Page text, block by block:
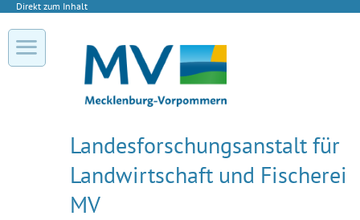
Direkt zum Inhalt
Landesforschungs­anstalt für
Landwirtschaft und Fischerei
MV